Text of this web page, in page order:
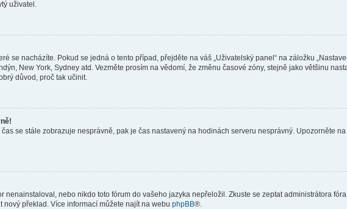
uživatel.
se nacházíte. Pokud se jedná o tento případ, přejděte na váš „Uživatelský panel“ na záložku
New York, Sydney atd. Vezměte prosím na vědomí, že změnu časové zóny, stejně jako většinu
důvod, proč tak učinit.
se stále zobrazuje nesprávně, pak je čas nastavený na hodinách serveru nesprávný. Upozorněte
nenainstaloval, nebo nikdo toto fórum do vašeho jazyka nepřeložil. Zkuste se zeptat administrátora
překlad. Více informací můžete najít na webu phpBB®.